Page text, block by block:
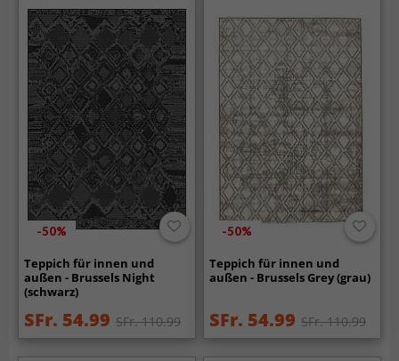
-50%
Teppich für innen und
außen - Brussels Night
(schwarz)
SFr. 54.99 SFr. 110.99
-50%
Teppich für innen und
außen - Brussels Grey (grau)
SFr. 54.99 SFr. 110.99